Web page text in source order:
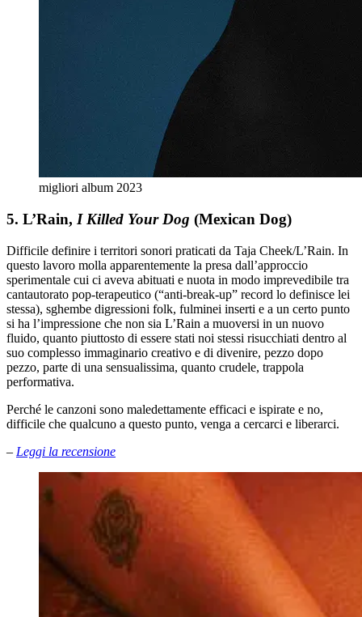
migliori album 2023
5. L’Rain, I Killed Your Dog (Mexican Dog)
Difficile definire i territori sonori praticati da Taja Cheek/L’Rain. In
questo lavoro molla apparentemente la presa dall’approccio
sperimentale cui ci aveva abituati e nuota in modo imprevedibile tra
cantautorato pop-terapeutico (“anti-break-up” record lo definisce lei
stessa), sghembe digressioni folk, fulminei inserti e a un certo punto
si ha l’impressione che non sia L’Rain a muoversi in un nuovo
fluido, quanto piuttosto di essere stati noi stessi risucchiati dentro al
suo complesso immaginario creativo e di divenire, pezzo dopo
pezzo, parte di una sensualissima, quanto crudele, trappola
performativa.
Perché le canzoni sono maledettamente efficaci e ispirate e no,
difficile che qualcuno a questo punto, venga a cercarci e liberarci.
– Leggi la recensione